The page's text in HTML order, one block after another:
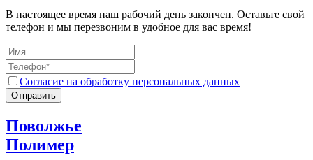
В настоящее время наш рабочий день закончен. Оставьте свой
телефон и мы перезвоним в удобное для вас время!
Согласие на обработку персональных данных
Отправить
Поволжье
Полимер